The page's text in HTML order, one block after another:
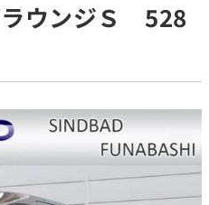
ウンジＳ 528